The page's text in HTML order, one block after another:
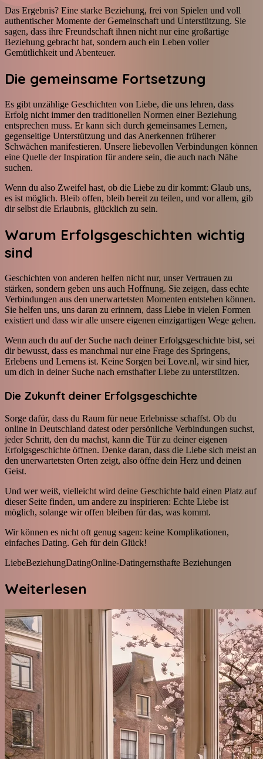
Das Ergebnis? Eine starke Beziehung, frei von Spielen und voll
authentischer Momente der Gemeinschaft und Unterstützung. Sie
sagen, dass ihre Freundschaft ihnen nicht nur eine großartige
Beziehung gebracht hat, sondern auch ein Leben voller
Gemütlichkeit und Abenteuer.
Die gemeinsame Fortsetzung
Es gibt unzählige Geschichten von Liebe, die uns lehren, dass
Erfolg nicht immer den traditionellen Normen einer Beziehung
entsprechen muss. Er kann sich durch gemeinsames Lernen,
gegenseitige Unterstützung und das Anerkennen früherer
Schwächen manifestieren. Unsere liebevollen Verbindungen können
eine Quelle der Inspiration für andere sein, die auch nach Nähe
suchen.
Wenn du also Zweifel hast, ob die Liebe zu dir kommt: Glaub uns,
es ist möglich. Bleib offen, bleib bereit zu teilen, und vor allem, gib
dir selbst die Erlaubnis, glücklich zu sein.
Warum Erfolgsgeschichten wichtig
sind
Geschichten von anderen helfen nicht nur, unser Vertrauen zu
stärken, sondern geben uns auch Hoffnung. Sie zeigen, dass echte
Verbindungen aus den unerwartetsten Momenten entstehen können.
Sie helfen uns, uns daran zu erinnern, dass Liebe in vielen Formen
existiert und dass wir alle unsere eigenen einzigartigen Wege gehen.
Wenn auch du auf der Suche nach deiner Erfolgsgeschichte bist, sei
dir bewusst, dass es manchmal nur eine Frage des Springens,
Erlebens und Lernens ist. Keine Sorgen bei Love.nl, wir sind hier,
um dich in deiner Suche nach ernsthafter Liebe zu unterstützen.
Die Zukunft deiner Erfolgsgeschichte
Sorge dafür, dass du Raum für neue Erlebnisse schaffst. Ob du
online in Deutschland datest oder persönliche Verbindungen suchst,
jeder Schritt, den du machst, kann die Tür zu deiner eigenen
Erfolgsgeschichte öffnen. Denke daran, dass die Liebe sich meist an
den unerwartetsten Orten zeigt, also öffne dein Herz und deinen
Geist.
Und wer weiß, vielleicht wird deine Geschichte bald einen Platz auf
dieser Seite finden, um andere zu inspirieren: Echte Liebe ist
möglich, solange wir offen bleiben für das, was kommt.
Wir können es nicht oft genug sagen: keine Komplikationen,
einfaches Dating. Geh für dein Glück!
LiebeBeziehungDatingOnline-Datingernsthafte Beziehungen
Weiterlesen